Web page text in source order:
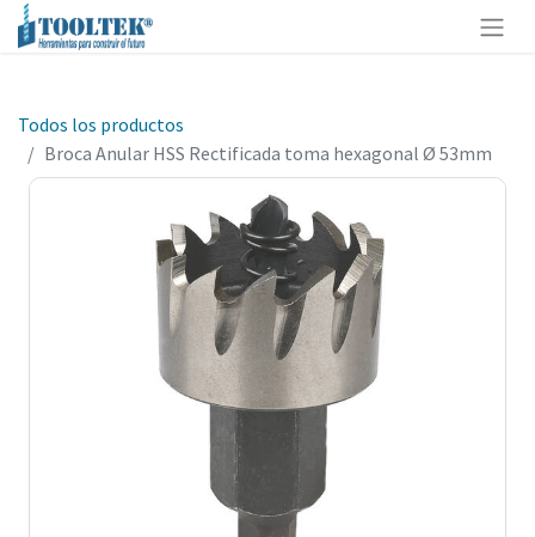
Todos los productos
Broca Anular HSS Rectificada toma hexagonal Ø 53mm